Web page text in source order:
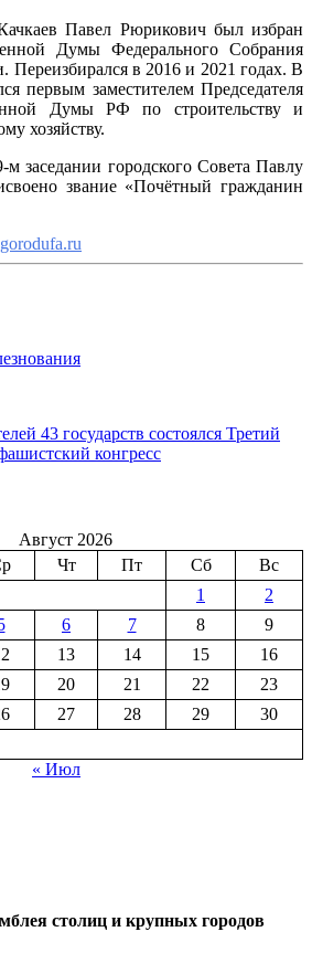
Павел Рюрикович был избран
Думы Федерального Собрания
Переизбирался в 2016 и 2021 годах. В
первым заместителем Председателя
Думы РФ по строительству и
хозяйству.
м заседании городского Совета Павлу
звание «Почётный гражданин
43 государств состоялся Третий
конгресс
Август 2026
Чт Пт Сб
Вс
1
2
6 7 8
9
13 14 15
16
20 21 22
23
27 28 29
30
« Июл
столиц и крупных городов